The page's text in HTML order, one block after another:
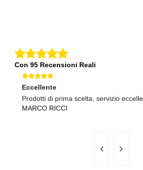
Con 95 Recensioni Reali
Eccellente
Prodotti di prima scelta, servizio
MARCO RICCI